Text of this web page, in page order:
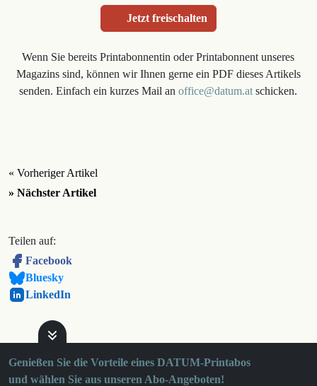
Jetzt freischalten
Wenn Sie bereits Printabonnentin oder Printabonnent unseres
Magazins sind, können wir Ihnen gerne ein PDF dieses Artikels
senden. Einfach ein kurzes Mail anoffice@datum.at schicken.
« Vorheriger Artikel
» Nächster Artikel
Teilen auf:
Facebook
Bluesky
LinkedIn
Genießen Sie die Vorteile eines DATUM-Printabos
und wählen Sie aus unseren Abo-Angeboten!